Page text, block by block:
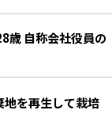
歳 自称会社役員の
を再生して栽培